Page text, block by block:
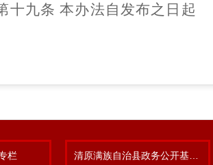
十九条 本办法自发布之日起
栏